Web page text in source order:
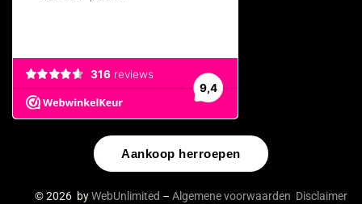
Aankoop herroepen
© 2026 byWebUnlimited – Algemene voorwaarden Disclaimer